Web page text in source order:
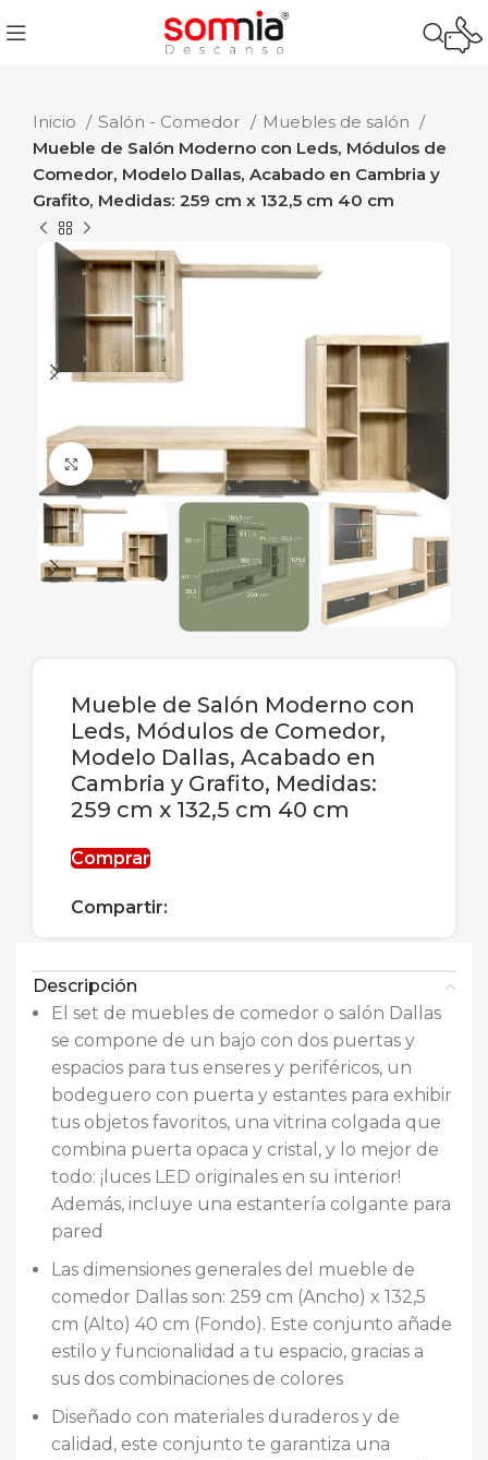
Inicio Salón - Comedor
Muebles de salón
Mueble de Salón Moderno con Leds, Módulos de
Comedor, Modelo Dallas, Acabado en Cambria y
Grafito, Medidas: 259 cm x 132,5 cm 40 cm
Ampliar
Mueble de Salón Moderno con
Leds, Módulos de Comedor,
Modelo Dallas, Acabado en
Cambria y Grafito, Medidas:
259 cm x 132,5 cm 40 cm
Comprar
Compartir:
Descripción
El set de muebles de comedor o salón Dallas
se compone de un bajo con dos puertas y
espacios para tus enseres y periféricos, un
bodeguero con puerta y estantes para exhibir
tus objetos favoritos, una vitrina colgada que
combina puerta opaca y cristal, y lo mejor de
todo: ¡luces LED originales en su interior!
Además, incluye una estantería colgante para
pared
Las dimensiones generales del mueble de
comedor Dallas son: 259 cm (Ancho) x 132,5
cm (Alto) 40 cm (Fondo). Este conjunto añade
estilo y funcionalidad a tu espacio, gracias a
sus dos combinaciones de colores
Diseñado con materiales duraderos y de
calidad, este conjunto te garantiza una